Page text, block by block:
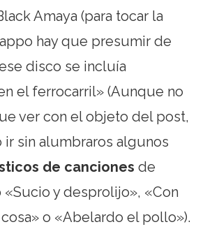
Amaya (para tocar la
hay que presumir de
disco se incluía
el ferrocarril» (Aunque no
ver con el objeto del post,
ir sin alumbraros algunos
de canciones de
«Sucio y desprolijo», «Con
o «Abelardo el pollo»).